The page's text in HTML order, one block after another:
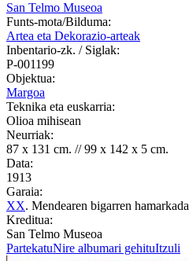
San Telmo Museoa
Funts-mota/Bilduma:
Artea eta Dekorazio-arteak
Inbentario-zk. / Siglak:
P-001199
Objektua:
Margoa
Teknika eta euskarria:
Olioa mihisean
Neurriak:
87 x 131 cm. // 99 x 142 x 5 cm.
Data:
1913
Garaia:
XX. Mendearen bigarren hamarkada
Kreditua:
San Telmo Museoa
PartekatuNire albumari gehituItzuli